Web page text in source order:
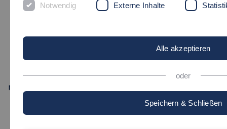
Anschrift
Notwendig Externe Inhalte
Alle akzeptieren
oder
Speichern & Schließen